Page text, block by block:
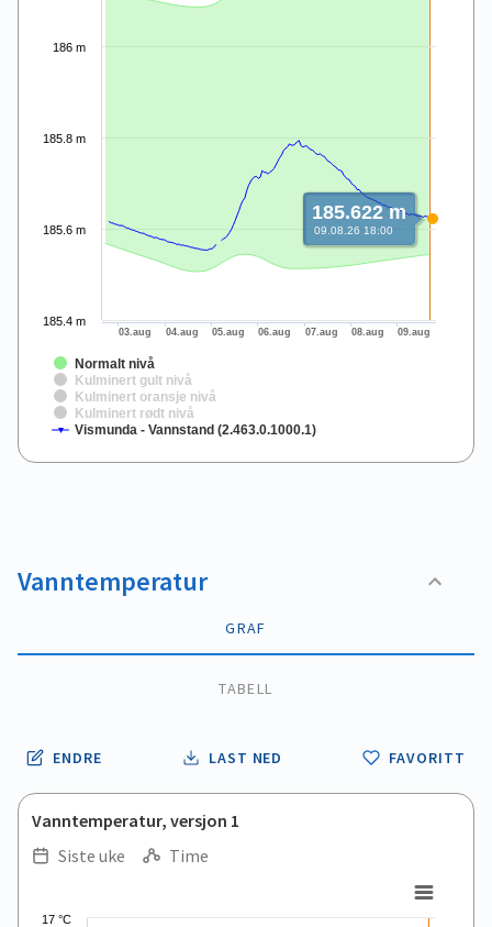
Normalt nivå
Kulminert gult nivå
Kulminert oransje nivå
Kulminert rødt nivå
Vismunda - Vannstand (2.463.0.1000.1)
185.4 m
185.6 m
185.8 m
186 m
03.aug 04.aug 05.aug 06.aug 07.aug 08.aug 09.aug
185.622 m
09.08.26 18:00
End of interactive chart.
Vanntemperatur
GRAF
TABELL
ENDRE LAST NED FAVORITT
Vanntemperatur, versjon 1
Siste uke
Time
17 °C